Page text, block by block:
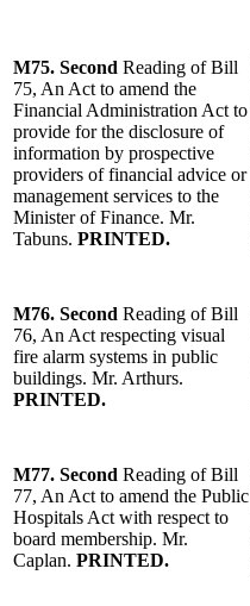
M75. Second Reading of Bill
75, An Act to amend the
Financial Administration Act to
provide for the disclosure of
information by prospective
providers of financial advice or
management services to the
Minister of Finance. Mr.
Tabuns. PRINTED.
M76. Second Reading of Bill
76, An Act respecting visual
fire alarm systems in public
buildings. Mr. Arthurs.
PRINTED.
M77. Second Reading of Bill
77, An Act to amend the Public
Hospitals Act with respect to
board membership. Mr.
Caplan. PRINTED.